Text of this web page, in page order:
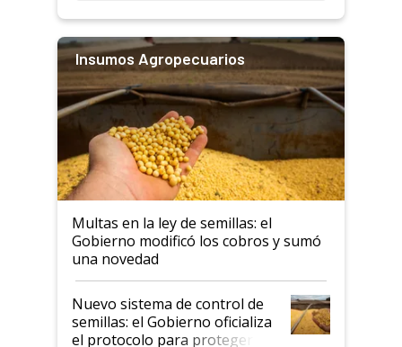
Insumos Agropecuarios
Multas en la ley de semillas: el
Gobierno modificó los cobros y sumó
una novedad
Nuevo sistema de control de
semillas: el Gobierno oficializa
el protocolo para proteger la